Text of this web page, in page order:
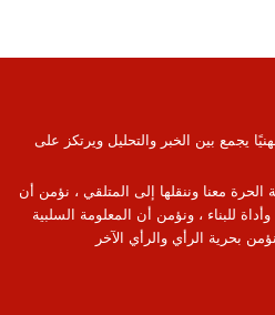
يجمع بين الخبر والتحليل ويرتكز على
معنا وننقلها إلى المتلقي ، نؤمن أن
للبناء ، ونؤمن أن المعلومة السلبية
بحرية الرأي والرأي الآخر